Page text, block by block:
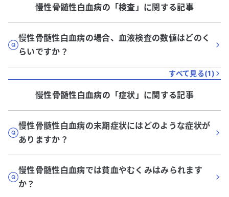
慢性骨髄性白血病の「検査 」に関する記事
慢性骨髄性白血病の場合、血液検査の数値はどのく
らいですか？
すべて見る(1)
慢性骨髄性白血病の「症状 」に関する記事
慢性骨髄性白血病の末期症状にはどのような症状が
ありますか？
慢性骨髄性白血病では貧血やむくみはみられます
か？